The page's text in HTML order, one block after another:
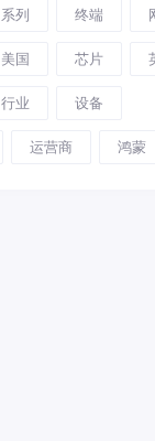
系列 终端
美国 芯片
行业 设备
运营商 鸿蒙